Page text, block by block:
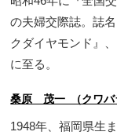
の夫婦交際誌。誌
クダイヤモンド』
に至る。
桑原 茂一 （クワバ
1948年、福岡県生